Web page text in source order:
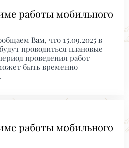
работы мобильного
Вам, что 15.09.2025 в
проводиться плановые
проведения работ
быть временно
работы мобильного